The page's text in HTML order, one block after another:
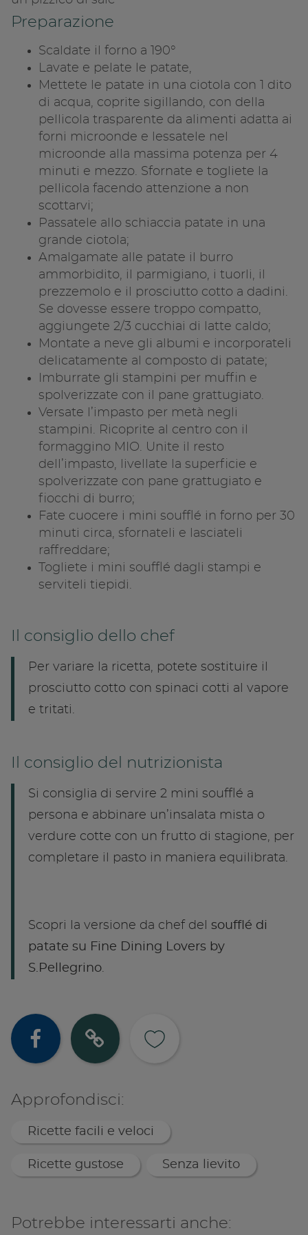
Preparazione
Scaldate il forno a 190°
Lavate e pelate le patate,
Mettete le patate in una ciotola con 1 dito
di acqua, coprite sigillando, con della
pellicola trasparente da alimenti adatta ai
forni microonde e lessatele nel
microonde alla massima potenza per 4
minuti e mezzo. Sfornate e togliete la
pellicola facendo attenzione a non
scottarvi;
Passatele allo schiaccia patate in una
grande ciotola;
Amalgamate alle patate il burro
ammorbidito, il parmigiano, i tuorli, il
prezzemolo e il prosciutto cotto a dadini.
Se dovesse essere troppo compatto,
aggiungete 2/3 cucchiai di latte caldo;
Montate a neve gli albumi e incorporateli
delicatamente al composto di patate;
Imburrate gli stampini per muffin e
spolverizzate con il pane grattugiato.
Versate l’impasto per metà negli
stampini. Ricoprite al centro con il
formaggino MIO. Unite il resto
dell’impasto, livellate la superficie e
spolverizzate con pane grattugiato e
fiocchi di burro;
Fate cuocere i mini soufflé in forno per 30
minuti circa, sfornateli e lasciateli
raffreddare;
Togliete i mini soufflé dagli stampi e
serviteli tiepidi.
Il consiglio dello chef
Per variare la ricetta, potete sostituire il
prosciutto cotto con spinaci cotti al vapore
e tritati.
Il consiglio del nutrizionista
Si consiglia di servire 2 mini soufflé a
persona e abbinare un’insalata mista o
verdure cotte con un frutto di stagione, per
completare il pasto in maniera equilibrata.
Scopri la versione da chef del soufflé di
patate su Fine Dining Lovers by
S.Pellegrino.
Condividi
Copia
Approfondisci:
Ricette facili e veloci
Ricette gustose Senza lievito
Potrebbe interessarti anche: